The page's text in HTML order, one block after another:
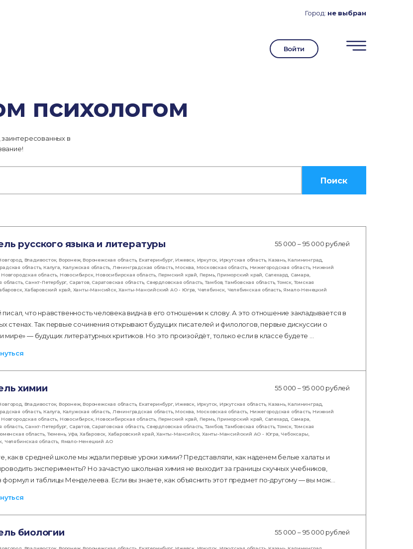
Город: не выбран
Войти
психологом
в
Поиск
русского языка и литературы 55 000 – 95 000 рублей
Владивосток, Воронеж, Воронежская область, Екатеринбург, Ижевск, Иркутск Иркутская область, Казань, Калининград
область, Калуга Калужская область Ленинградская область, Москва Московская область, Нижегородская область, Нижний
Новгородская область Новосибирск, Новосибирская область, Пермский край Пермь, Приморский край Салехард Самара
область, Санкт-Петербург Саратов, Саратовская область, Свердловская область,Тамбов,Тамбовская область,Томск,Томская
,Хабаровский край Ханты-Мансийск,Ханты-Мансийский АО - Югра Челябинск, Челябинская область, Ямало-Ненецкий
писал, что нравственность человека видна в его отношении к слову. А это отношение закладывается в
стенах. Так первые сочинения открывают будущих писателей и филологов, первые дискуссии о
мире» — будущих литературных критиков. Но это произойдёт, только если в классе будете …
химии 55 000 – 95 000 рублей
Владивосток, Воронеж, Воронежская область, Екатеринбург, Ижевск, Иркутск Иркутская область, Казань, Калининград
область, Калуга Калужская область Ленинградская область, Москва Московская область, Нижегородская область, Нижний
Новгородская область Новосибирск, Новосибирская область, Пермский край Пермь, Приморский край Салехард Самара
область, Санкт-Петербург Саратов, Саратовская область, Свердловская область,Тамбов,Тамбовская область,Томск,Томская
область,Тюмень, Уфа Хабаровск Хабаровский край ,Ханты-Мансийск, Ханты-Мансийский АО - Югра Чебоксары
Челябинская область Ямало-Ненецкий АО
как в средней школе мы ждали первые уроки химии? Представляли, как наденем белые халаты и
эксперименты? Но зачастую школьная химия не выходит за границы скучных учебников,
формул и таблицы Менделеева. Если вы знаете, как объяснить этот предмет по-другому — вы мож…
биологии 55 000 – 95 000 рублей